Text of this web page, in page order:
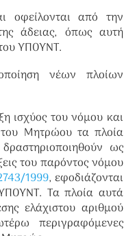
οφείλονται από την
άδειας, όπως αυτή
ΥΠΟΥΝΤ.
νέων πλοίων
ισχύος του νόμου και
του Μητρώου τα πλοία
ως
του παρόντος νόμου
1999, εφοδιάζονται
Τα πλοία αυτά
ελάχιστου αριθμού
περιγραφόμενες